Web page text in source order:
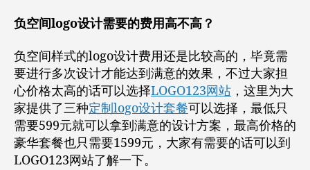
负空间logo设计需要的费用高不高？
负空间样式的logo设计费用还是比较高的，毕竟需
要进行多次设计才能达到满意的效果，不过大家担
心价格太高的话可以选择LOGO123网站 ，这里为大
家提供了三种定制logo设计套餐可以选择，最低只
需要599元就可以拿到满意的设计方案，最高价格的
豪华套餐也只需要1599元，大家有需要的话可以到
LOGO123网站了解一下。